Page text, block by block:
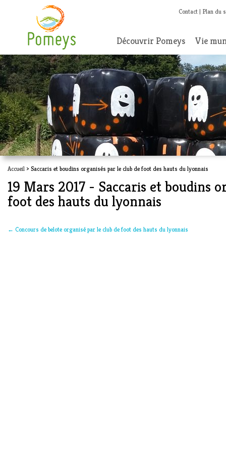
Contact Plan du
Découvrir Pomeys Vie
Accueil > Saccaris et boudins organisés par le club de foot des hauts du lyonnais
19 Mars 2017 - Saccaris et boudins
foot des hauts du lyonnais
← Concours de belote organisé par le club de foot des hauts du lyonnais